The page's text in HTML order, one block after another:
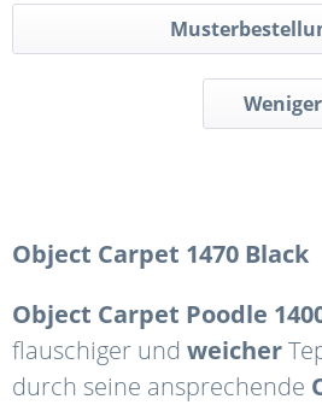
Object Carpet 1470 Black
Object Carpet Poodle
flauschiger und weicher
durch seine ansprechende